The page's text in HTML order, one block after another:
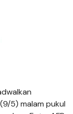
5) malam pukul